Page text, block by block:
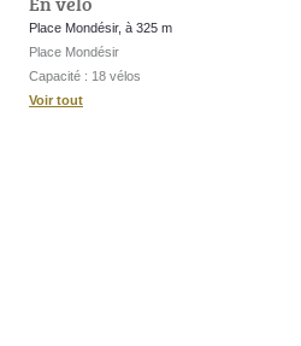
Place Mondésir, à 325 m
Place Mondésir
Capacité : 18 vélos
Voir tout